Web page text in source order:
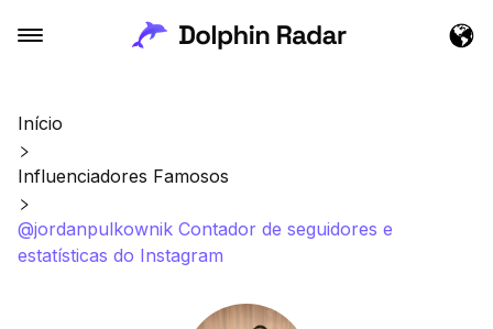
Início
Influenciadores Famosos
@jordanpulkownik Contador de seguidores e
estatísticas do Instagram